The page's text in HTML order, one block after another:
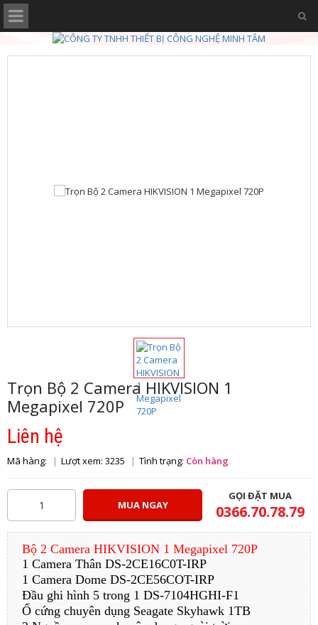
Trọn Bộ 2 Camera HIKVISION 1
Megapixel 720P
Liên hệ
Mã hàng: Lượt xem: 3235 Tình trạng: Còn hàng
MUA NGAY
GỌI ĐẶT MUA
0366.70.78.79
Bộ 2 Camera HIKVISION 1 Megapixel 720P
1 Camera Thân DS-2CE16C0T-IRP
1 Camera Dome DS-2CE56COT-IRP
Đầu ghi hình 5 trong 1 DS-7104HGHI-F1
Ổ cứng chuyên dụng Seagate Skyhawk 1TB